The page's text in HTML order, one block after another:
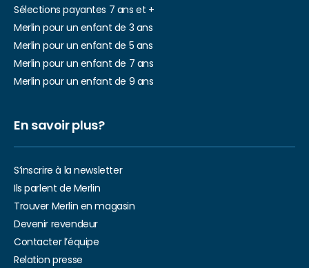
Sélections payantes 7 ans et +
Merlin pour un enfant de 3 ans
Merlin pour un enfant de 5 ans
Merlin pour un enfant de 7 ans
Merlin pour un enfant de 9 ans
En savoir plus?
S’inscrire à la newsletter
Ils parlent de Merlin
Trouver Merlin en magasin
Devenir revendeur
Contacter l’équipe
Relation presse